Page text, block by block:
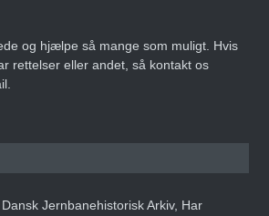
og hjælpe så mange som muligt. Hvis
rettelser eller andet, så kontakt os
Jernbanehistorisk Arkiv, Har